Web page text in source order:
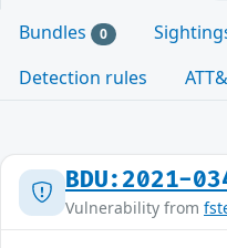
Bundles 0
Detection rules
BDU:2021-
Vulnerability from